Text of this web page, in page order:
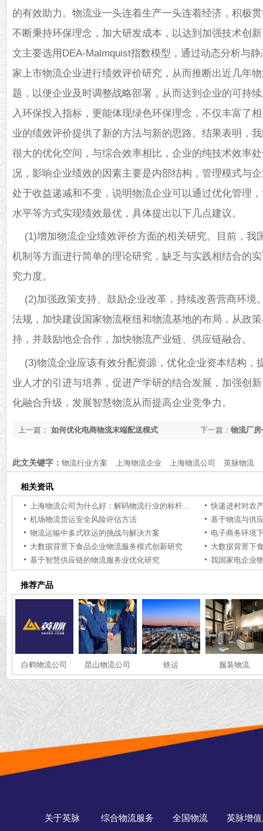
的有效助力。物流业一头连着生产一头连着经济，积极
不断秉持环保理念，加大研发成本，以达到加强技术创
文主要选用DEA-Malmquist指数模型，通过动态分析与
家上市物流企业进行绩效评价研究，从而推断出近几年
题，以便企业及时调整战略部署，从而达到企业的可持
入环保投入指标，更能体现绿色环保理念，不仅丰富了
业的绩效评价提供了新的方法与新的思路。结果表明，
很大的优化空间，与综合效率相比，企业的纯技术效率
况，影响企业绩效的因素主要是内部结构，管理模式与
处于收益递减和不变，说明物流企业可以通过优化管理
水平等方式实现绩效最优，具体提出以下几点建议。
(1)增加物流企业绩效评价方面的相关研究。目前，我
机制等方面进行简单的理论研究，缺乏与实践相结合的
究力度。
(2)加强政策支持、鼓励企业改革，持续改善营商环境
法规，加快建设国家物流枢纽和物流基地的布局，从政
持，并鼓励地企合作，加快物流产业链、供应链融合。
(3)物流企业应该有效分配资源，优化企业资本结构，
业人才的引进与培养，促进产学研的结合发展，加强创
化融合升级，发展智慧物流从而提高企业竞争力。
下一篇： 物流厂
上一篇： 如何优化电商物流末端配送模式
此文关键字： 物流行业方案 上海物流企业 上海物流公司 英脉物流
相关资讯
快递进村对农
机场物流货运安全风险评估方法
基于物流与供
物流运输中多式联运的挑战与解决方案
电子商务环境
大数据背景下食品企业物流服务模式创新研究
大数据背景下
基于智慧供应链的物流服务业优化研究
推荐产品
白鹤物流公司 昆山物流公司 铁运 服装物流
关于英脉 综合物流服务 全国物流 英脉增